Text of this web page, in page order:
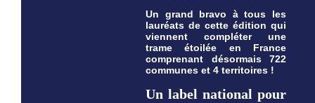
Un grand bravo à tous les
lauréats de cette édition qui
viennent compléter une
trame étoilée en France
comprenant désormais 722
communes et 4 territoires !
Un label national pour